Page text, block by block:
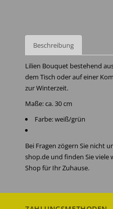
Beschreibung
Lilien Bouquet bestehend
dem Tisch oder auf einer
zur Winterzeit.
Maße: ca. 30 cm
Farbe: weiß/grün
Bei Fragen zögern Sie nicht
shop.de und finden Sie viele
Shop für Ihr Zuhause.